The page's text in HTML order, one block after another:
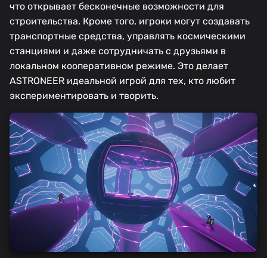
что открывает бесконечные возможности для
строительства. Кроме того, игроки могут создавать
транспортные средства, управлять космическими
станциями и даже сотрудничать с друзьями в
локальном кооперативном режиме. Это делает
ASTRONEER идеальной игрой для тех, кто любит
экспериментировать и творить.